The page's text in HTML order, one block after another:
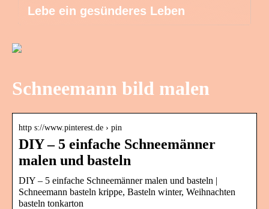
Lebe ein gesünderes Leben
Schneemann bild malen
http s://www.pinterest.de › pin
DIY – 5 einfache Schneemänner
malen und basteln
DIY – 5 einfache Schneemänner malen und basteln |
Schneemann basteln krippe, Basteln winter, Weihnachten
basteln tonkarton